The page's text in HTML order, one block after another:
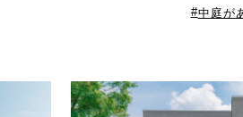
中庭が